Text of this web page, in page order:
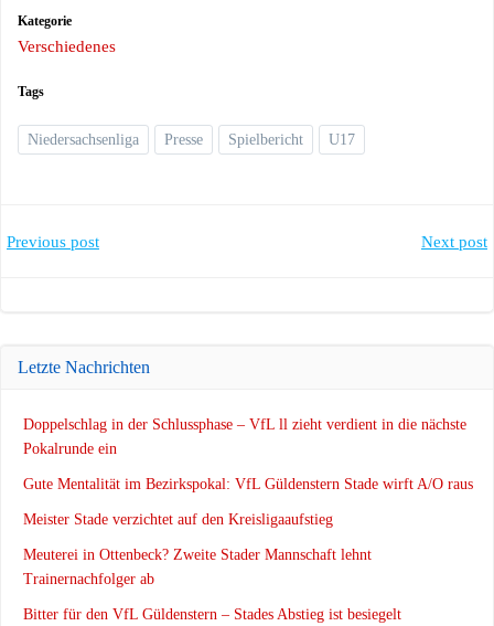
Kategorie
Verschiedenes
Tags
Niedersachsenliga Presse Spielbericht U17
Post
Previous post Next post
Letzte Nachrichten
Doppelschlag in der Schlussphase – VfL ll zieht verdient in die nächste
Pokalrunde ein
Gute Mentalität im Bezirkspokal: VfL Güldenstern Stade wirft A/O raus
Meister Stade verzichtet auf den Kreisligaaufstieg
Meuterei in Ottenbeck? Zweite Stader Mannschaft lehnt
Trainernachfolger ab
Bitter für den VfL Güldenstern – Stades Abstieg ist besiegelt